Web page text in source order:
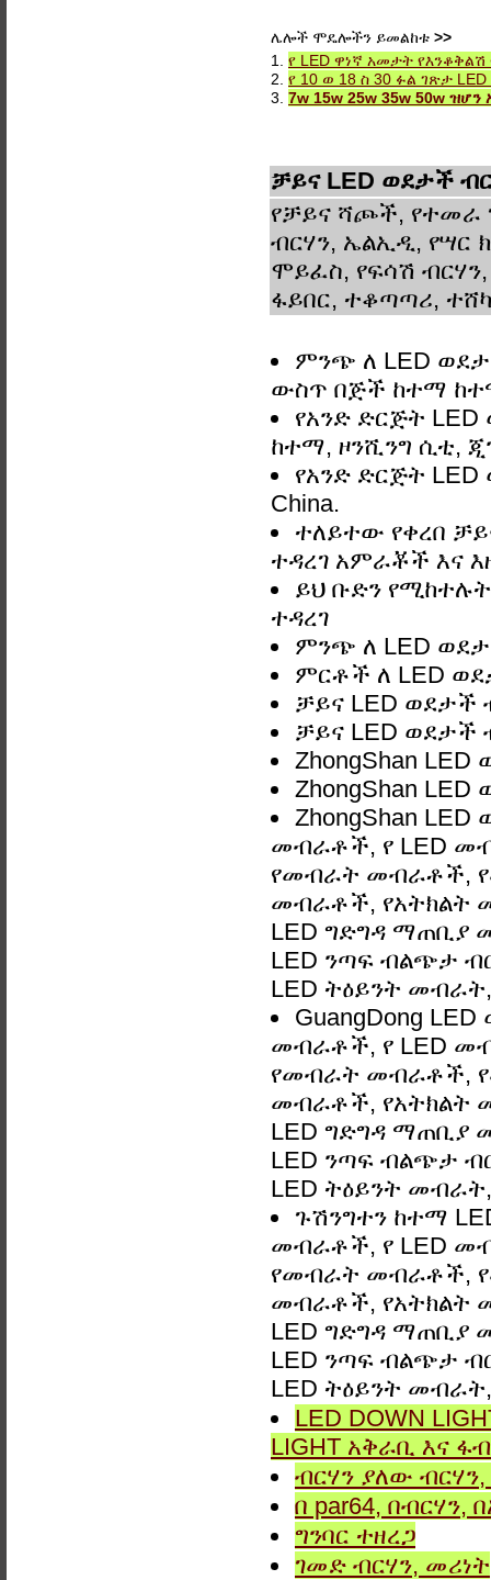
ሌሎች ሞዴሎችን ይመልከቱ >>
1. የ LED ዋነኛ አመታት የእንቆቅልሽ
2. የ 10 ወ 18 ስ 30 ፉል ገጽታ
3. 7w 15w 25w 35w 50w
ቻይና LED ወደታች
የቻይና ሻጮች, የተመራ
ብርሃን, ኤልኢዲ, የሣር
ሞይፈስ, የፍሳሽ
ፋይበር, ተቆጣጣሪ,
ምንጭ ለ LED
ውስጥ በጅች ከተማ
የአንድ ድርጅት
ከተማ, ዞንሺንግ ሲቲ,
የአንድ ድርጅት LED
China.
ተለይተው የቀረበ
ተዳረገ አምራቾች እና
ይህ ቡድን
ተዳረገ
ምንጭ ለ LED
ምርቶች ለ LED
ቻይና LED ወደታች
ቻይና LED ወደታች
ZhongShan
ZhongShan
ZhongShan
መብራቶች, የ LED
የመብራት መብራቶች,
መብራቶች, የአትክልት
LED ግድግዳ ማጠቢያ
LED ንጣፍ ብልጭታ
LED ትዕይንት መብራት,
GuangDong
መብራቶች, የ LED
የመብራት መብራቶች,
መብራቶች, የአትክልት
LED ግድግዳ ማጠቢያ
LED ንጣፍ ብልጭታ
LED ትዕይንት መብራት,
ጉሽንግተን ከተማ
መብራቶች, የ LED
የመብራት መብራቶች,
መብራቶች, የአትክልት
LED ግድግዳ ማጠቢያ
LED ንጣፍ ብልጭታ
LED ትዕይንት መብራት,
LED DOWN
LIGHT አቅራቢ እና
ብርሃን ያለው ብርሃን,
በ par64, በብርሃን,
ግንባር ​​ተዘረጋ
ገመድ ብርሃን, መሪነት